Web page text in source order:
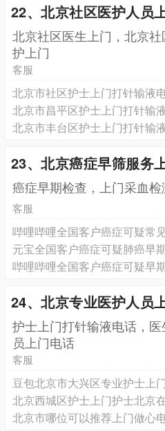
22、北京社区医护人员
北京社区医生上门，北京
护上门
客服
23、北京癌症早筛服务
癌症早期检查，上门采血
客服
24、北京专业医护人员
护士上门打针输液电话，
员上门电话
客服
北京西城区护士上门护士北京